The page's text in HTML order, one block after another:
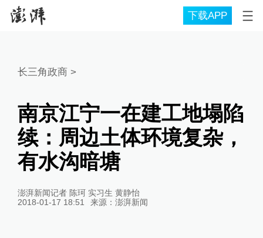
下载APP
长三角政商 >
南京江宁一在建工地塌陷
续：周边土体环境复杂，
有水沟暗塘
澎湃新闻记者 陈珂 实习生 黄静怡
2018-01-17 18:51
来源： 澎湃新闻